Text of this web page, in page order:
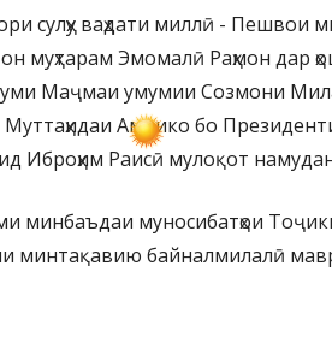
сулҳу ваҳдати миллӣ - Пешвои
муҳтарам Эмомалӣ Раҳмон дар
Маҷмаи умумии Созмони
Амрико бо
Иброҳим Раисӣ мулоқот
минбаъдаи муносибатҳои
минтақавию байналмилалӣ